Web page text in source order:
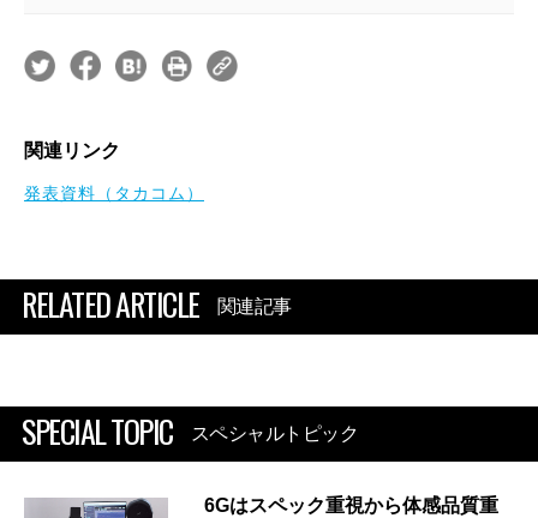
関連リンク
発表資料（タカコム）
RELATED ARTICLE 関連記事
SPECIAL TOPIC スペシャルトピック
6Gはスペック重視から体感品質重